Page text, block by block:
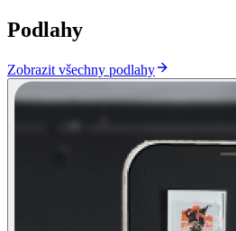
Podlahy
Zobrazit všechny podlahy